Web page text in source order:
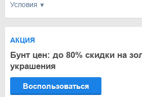
Условия
АКЦИЯ
Бунт цен: до 80% скидки на
украшения
Воспользоваться